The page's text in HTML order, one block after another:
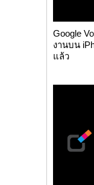
Google
งานบน
แล้ว